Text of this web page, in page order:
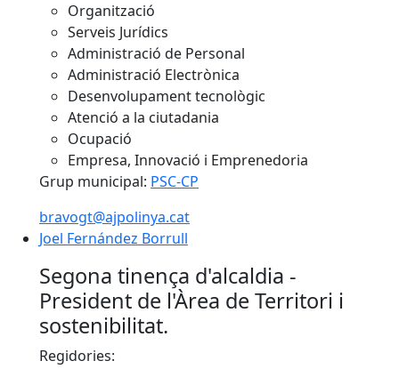
Organització
Serveis Jurídics
Administració de Personal
Administració Electrònica
Desenvolupament tecnològic
Atenció a la ciutadania
Ocupació
Empresa, Innovació i Emprenedoria
Grup municipal: PSC-CP
bravogt@ajpolinya.cat
Joel Fernández Borrull
Joel Fernández Borrull
Segona tinença d'alcaldia -
President de l'Àrea de Territori i
sostenibilitat.
Regidories: